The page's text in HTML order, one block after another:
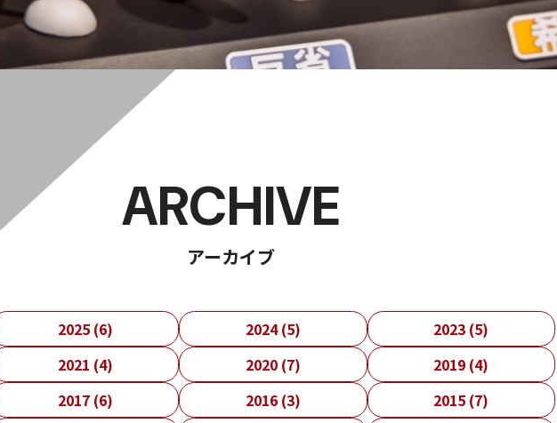
ARCHIVE
アーカイブ
2025 (6) 2024 (5)
2023 (5)
2021 (4) 2020 (7)
2019 (4)
2017 (6) 2016 (3)
2015 (7)